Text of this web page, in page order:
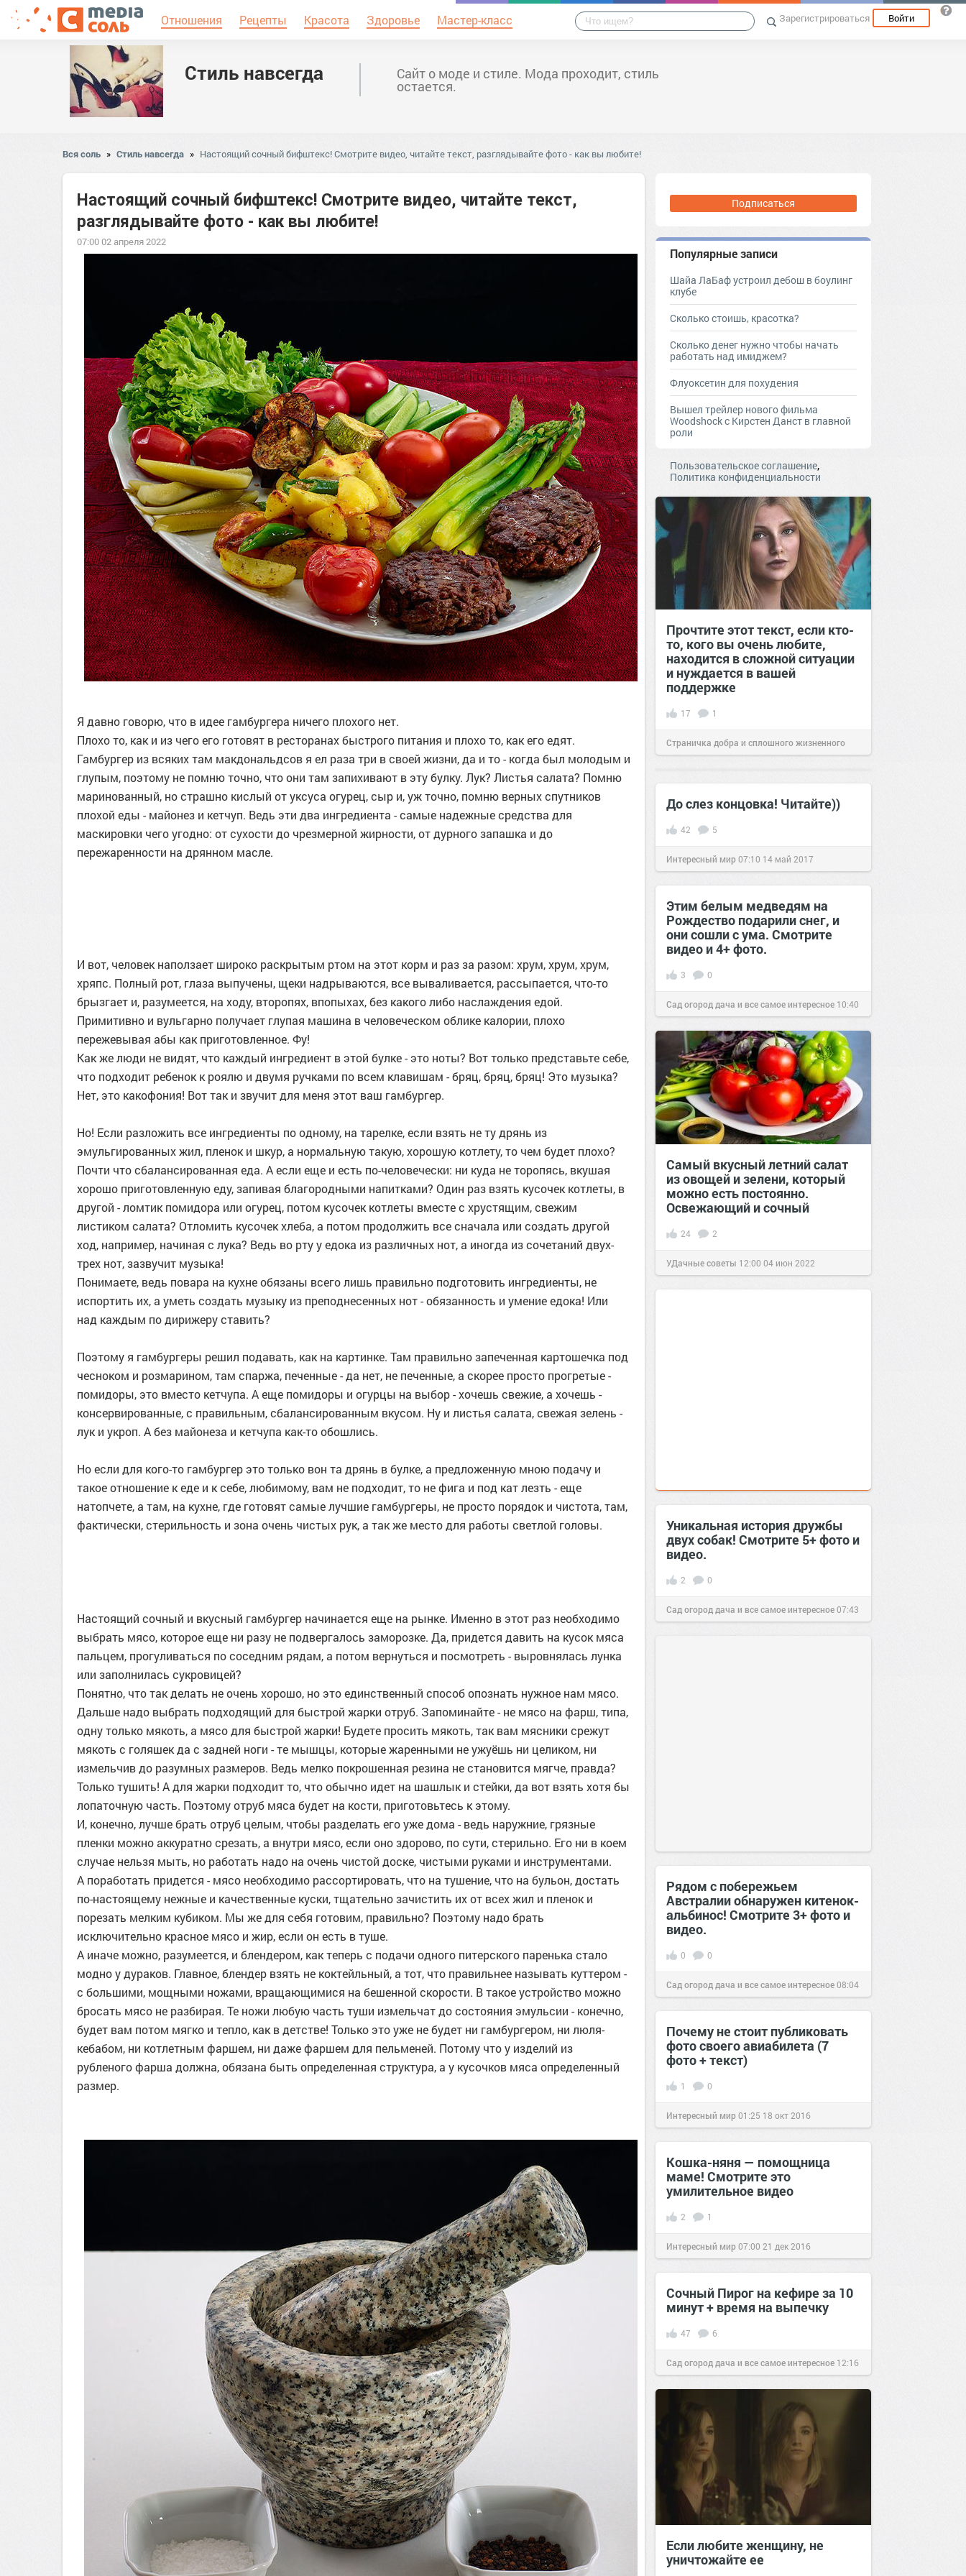
Отношения Рецепты Красота Здоровье Мастер-класс Зарегистрироваться Войти
Стиль навсегда Сайт о моде и стиле. Мода проходит, стиль
остается.
Вся соль » Стиль навсегда » Настоящий сочный бифштекс! Смотрите видео, читайте текст, разглядывайте фото - как вы любите!
Настоящий сочный бифштекс! Смотрите видео, читайте текст,
разглядывайте фото - как вы любите!
07:00 02 апреля 2022
Я давно говорю, что в идее гамбургера ничего плохого нет.
Плохо то, как и из чего его готовят в ресторанах быстрого питания и плохо то, как его едят.
Гамбургер из всяких там макдональдсов я ел раза три в своей жизни, да и то - когда был молодым и
глупым, поэтому не помню точно, что они там запихивают в эту булку. Лук? Листья салата? Помню
маринованный, но страшно кислый от уксуса огурец, сыр и, уж точно, помню верных спутников
плохой еды - майонез и кетчуп. Ведь эти два ингредиента - самые надежные средства для
маскировки чего угодно: от сухости до чрезмерной жирности, от дурного запашка и до
пережаренности на дрянном масле.
И вот, человек наползает широко раскрытым ртом на этот корм и раз за разом: хрум, хрум, хрум,
хряпс. Полный рот, глаза выпучены, щеки надрываются, все вываливается, рассыпается, что-то
брызгает и, разумеется, на ходу, второпях, впопыхах, без какого либо наслаждения едой.
Примитивно и вульгарно получает глупая машина в человеческом облике калории, плохо
пережевывая абы как приготовленное. Фу!
Как же люди не видят, что каждый ингредиент в этой булке - это ноты? Вот только представьте себе,
что подходит ребенок к роялю и двумя ручками по всем клавишам - бряц, бряц, бряц! Это музыка?
Нет, это какофония! Вот так и звучит для меня этот ваш гамбургер.
Но! Если разложить все ингредиенты по одному, на тарелке, если взять не ту дрянь из
эмульгированных жил, пленок и шкур, а нормальную такую, хорошую котлету, то чем будет плохо?
Почти что сбалансированная еда. А если еще и есть по-человечески: ни куда не торопясь, вкушая
хорошо приготовленную еду, запивая благородными напитками? Один раз взять кусочек котлеты, в
другой - ломтик помидора или огурец, потом кусочек котлеты вместе с хрустящим, свежим
листиком салата? Отломить кусочек хлеба, а потом продолжить все сначала или создать другой
ход, например, начиная с лука? Ведь во рту у едока из различных нот, а иногда из сочетаний двух-
трех нот, зазвучит музыка!
Понимаете, ведь повара на кухне обязаны всего лишь правильно подготовить ингредиенты, не
испортить их, а уметь создать музыку из преподнесенных нот - обязанность и умение едока! Или
над каждым по дирижеру ставить?
Поэтому я гамбургеры решил подавать, как на картинке. Там правильно запеченная картошечка под
чесноком и розмарином, там спаржа, печенные - да нет, не печенные, а скорее просто прогретые -
помидоры, это вместо кетчупа. А еще помидоры и огурцы на выбор - хочешь свежие, а хочешь -
консервированные, с правильным, сбалансированным вкусом. Ну и листья салата, свежая зелень -
лук и укроп. А без майонеза и кетчупа как-то обошлись.
Но если для кого-то гамбургер это только вон та дрянь в булке, а предложенную мною подачу и
такое отношение к еде и к себе, любимому, вам не подходит, то не фига и под кат лезть - еще
натопчете, а там, на кухне, где готовят самые лучшие гамбургеры, не просто порядок и чистота, там,
фактически, стерильность и зона очень чистых рук, а так же место для работы светлой головы.
Настоящий сочный и вкусный гамбургер начинается еще на рынке. Именно в этот раз необходимо
выбрать мясо, которое еще ни разу не подвергалось заморозке. Да, придется давить на кусок мяса
пальцем, прогуливаться по соседним рядам, а потом вернуться и посмотреть - выровнялась лунка
или заполнилась сукровицей?
Понятно, что так делать не очень хорошо, но это единственный способ опознать нужное нам мясо.
Дальше надо выбрать подходящий для быстрой жарки отруб. Запоминайте - не мясо на фарш, типа,
одну только мякоть, а мясо для быстрой жарки! Будете просить мякоть, так вам мясники срежут
мякоть с голяшек да с задней ноги - те мышцы, которые жаренными не ужуёшь ни целиком, ни
измельчив до разумных размеров. Ведь мелко покрошенная резина не становится мягче, правда?
Только тушить! А для жарки подходит то, что обычно идет на шашлык и стейки, да вот взять хотя бы
лопаточную часть. Поэтому отруб мяса будет на кости, приготовьтесь к этому.
И, конечно, лучше брать отруб целым, чтобы разделать его уже дома - ведь наружние, грязные
пленки можно аккуратно срезать, а внутри мясо, если оно здорово, по сути, стерильно. Его ни в коем
случае нельзя мыть, но работать надо на очень чистой доске, чистыми руками и инструментами.
А поработать придется - мясо необходимо рассортировать, что на тушение, что на бульон, достать
по-настоящему нежные и качественные куски, тщательно зачистить их от всех жил и пленок и
порезать мелким кубиком. Мы же для себя готовим, правильно? Поэтому надо брать
исключительно красное мясо и жир, если он есть в туше.
А иначе можно, разумеется, и блендером, как теперь с подачи одного питерского паренька стало
модно у дураков. Главное, блендер взять не коктейльный, а тот, что правильнее называть куттером -
с большими, мощными ножами, вращающимися на бешенной скорости. В такое устройство можно
бросать мясо не разбирая. Те ножи любую часть туши измельчат до состояния эмульсии - конечно,
будет вам потом мягко и тепло, как в детстве! Только это уже не будет ни гамбургером, ни люля-
кебабом, ни котлетным фаршем, ни даже фаршем для пельменей. Потому что у изделий из
рубленого фарша должна, обязана быть определенная структура, а у кусочков мяса определенный
размер.
Подписаться
Популярные записи
Шайа ЛаБаф устроил дебош в боулинг
клубе
Сколько стоишь, красотка?
Сколько денег нужно чтобы начать
работать над имиджем?
Флуоксетин для похудения
Вышел трейлер нового фильма
Woodshock с Кирстен Данст в главной
роли
Пользовательское соглашение,
Политика конфиденциальности
Прочтите этот текст, если кто-
то, кого вы очень любите,
находится в сложной ситуации
и нуждается в вашей
поддержке
17 1
Страничка добра и сплошного жизненного
До слез концовка! Читайте))
42 5
Интересный мир07:10 14 май 2017
Этим белым медведям на
Рождество подарили снег, и
они сошли с ума. Смотрите
видео и 4+ фото.
3 0
Сад огород дача и все самое интересное 10:40
03 ноя 2016
Самый вкусный летний салат
из овощей и зелени, который
можно есть постоянно.
Освежающий и сочный
24 2
УДачные советы 12:00 04 июн 2022
Уникальная история дружбы
двух собак! Смотрите 5+ фото и
видео.
2 0
Сад огород дача и все самое интересное07:43
Рядом с побережьем
Австралии обнаружен китенок-
альбинос! Смотрите 3+ фото и
видео.
0 0
Сад огород дача и все самое интересное08:04
28 окт 2016
Почему не стоит публиковать
фото своего авиабилета (7
фото + текст)
1 0
Интересный мир01:25 18 окт 2016
Кошка-няня — помощница
маме! Смотрите это
умилительное видео
2 1
Интересный мир07:00 21 дек 2016
Сочный Пирог на кефире за 10
минут + время на выпечку
47 6
Сад огород дача и все самое интересное 12:16
19 янв 2019
Если любите женщину, не
уничтожайте ее